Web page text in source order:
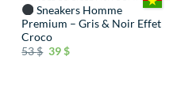
Sneakers Homme
Premium – Gris & Noir Effet
Croco
53$ 39$